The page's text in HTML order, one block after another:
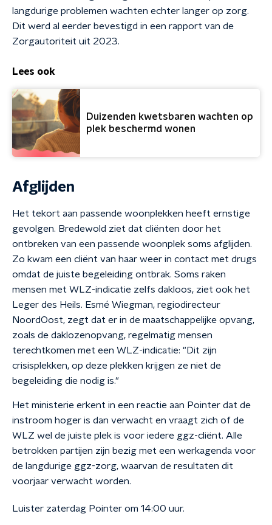
langdurige problemen wachten echter langer op zorg.
Dit werd al eerder bevestigd in een rapport van de
Zorgautoriteit uit 2023.
Lees ook
Duizenden kwetsbaren wachten op
plek beschermd wonen
Afglijden
Het tekort aan passende woonplekken heeft ernstige
gevolgen. Bredewold ziet dat cliënten door het
ontbreken van een passende woonplek soms afglijden.
Zo kwam een cliënt van haar weer in contact met drugs
omdat de juiste begeleiding ontbrak. Soms raken
mensen met WLZ-indicatie zelfs dakloos, ziet ook het
Leger des Heils. Esmé Wiegman, regiodirecteur
NoordOost, zegt dat er in de maatschappelijke opvang,
zoals de daklozenopvang, regelmatig mensen
terechtkomen met een WLZ-indicatie: "Dit zijn
crisisplekken, op deze plekken krijgen ze niet de
begeleiding die nodig is."
Het ministerie erkent in een reactie aan Pointer dat de
instroom hoger is dan verwacht en vraagt zich of de
WLZ wel de juiste plek is voor iedere ggz-cliënt. Alle
betrokken partijen zijn bezig met een werkagenda voor
de langdurige ggz-zorg, waarvan de resultaten dit
voorjaar verwacht worden.
Luister zaterdag Pointer om 14:00 uur.